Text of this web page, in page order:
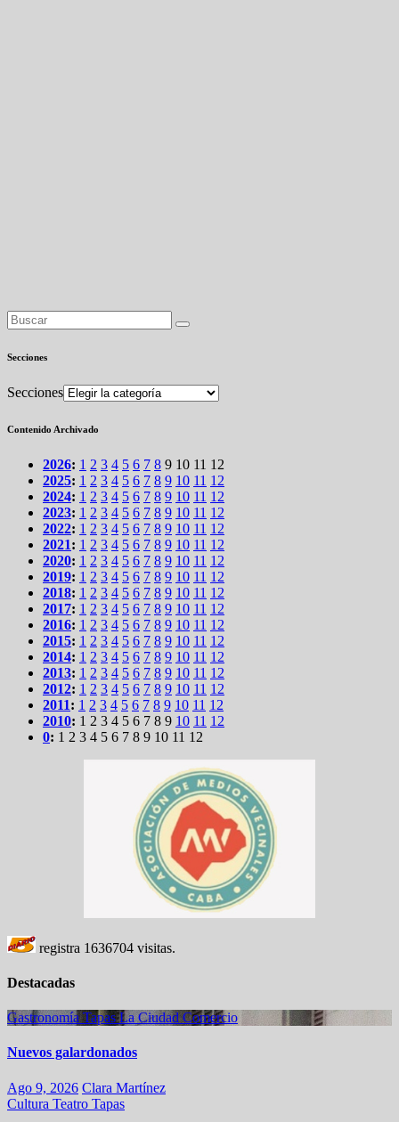
Secciones
Secciones
Contenido Archivado
2026: 1 2 3 4 5 6 7 8 9 10 11 12
2025: 1 2 3 4 5 6 7 8 9 10 11 12
2024: 1 2 3 4 5 6 7 8 9 10 11 12
2023: 1 2 3 4 5 6 7 8 9 10 11 12
2022: 1 2 3 4 5 6 7 8 9 10 11 12
2021: 1 2 3 4 5 6 7 8 9 10 11 12
2020: 1 2 3 4 5 6 7 8 9 10 11 12
2019: 1 2 3 4 5 6 7 8 9 10 11 12
2018: 1 2 3 4 5 6 7 8 9 10 11 12
2017: 1 2 3 4 5 6 7 8 9 10 11 12
2016: 1 2 3 4 5 6 7 8 9 10 11 12
2015: 1 2 3 4 5 6 7 8 9 10 11 12
2014: 1 2 3 4 5 6 7 8 9 10 11 12
2013: 1 2 3 4 5 6 7 8 9 10 11 12
2012: 1 2 3 4 5 6 7 8 9 10 11 12
2011: 1 2 3 4 5 6 7 8 9 10 11 12
2010: 1 2 3 4 5 6 7 8 9 10 11 12
0: 1 2 3 4 5 6 7 8 9 10 11 12
registra 1636704 visitas.
Destacadas
GastronomíaTapasLa CiudadComercio
Nuevos galardonados
Ago 9, 2026 Clara Martínez
Cultura Teatro Tapas